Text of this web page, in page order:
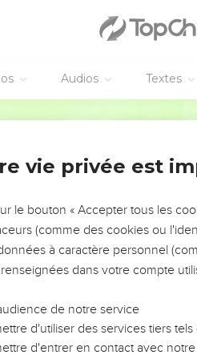
Audios Textes
visite,
fois que j'aurai satisfait, du
pour servir les saints.
la Macédoine et l'Achaïe ont
et elles le leur devaient, car si
assister dans leurs besoins
affaire et que je leur aurai
rendre visite, c'est avec une
et sœurs, par notre Seigneur
des prières en ma faveur.
des incrédules de la
vie privée est
le bouton « Accepter tous les
(comme des cookies ou
à caractère personnel
dans votre compte
de notre service
d'utiliser des services tiers
d'entrer en contact avec